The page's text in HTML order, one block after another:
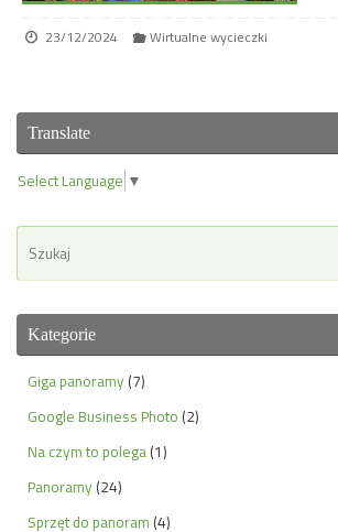
23/12/2024 Wirtualne wycieczki
Translate
Select Language ▼
Kategorie
Giga panoramy (7)
Google Business Photo (2)
Na czym to polega (1)
Panoramy (24)
Sprzęt do panoram (4)